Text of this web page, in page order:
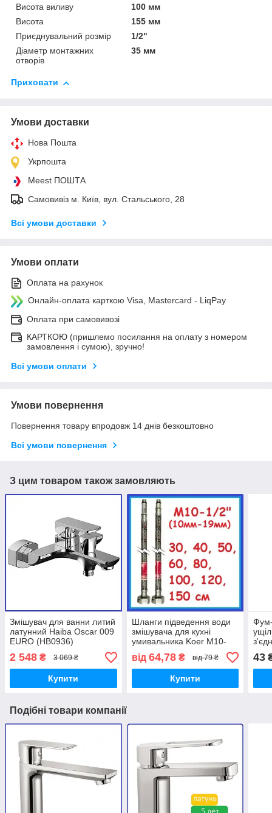
Висота виливу
100 мм
Висота
155 мм
Приєднувальний розмір
1/2"
Діаметр монтажних
отворів
35 мм
Приховати
Умови доставки
Нова Пошта
Укрпошта
Meest ПОШТА
Самовивіз м. Київ, вул. Стальського, 28
Всі умови доставки
Умови оплати
Оплата на рахунок
Онлайн-оплата карткою Visa, Mastercard - LiqPay
Оплата при самовивозі
КАРТКОЮ (пришлемо посилання на оплату з номером
замовлення і сумою), зручно!
Всі умови оплати
Умови повернення
Повернення товару впродовж 14 днів безкоштовно
Всі умови повернення
З цим товаром також замовляють
Змішувач для ванни литий
латунний Haiba Oscar 009
EURO (HB0936)
2 548 ₴ 3 069 ₴
Купити
Шланги підведення води
змішувача для кухні
умивальника Koer M10-
1/2"В довжина 40 50 60 80
100 120 150 см
від 64,78₴ від 79 ₴
Купити
Фум-
43
Подібні товари компанії